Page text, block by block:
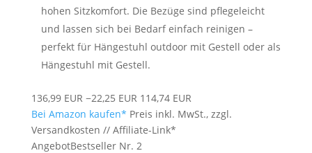
hohen Sitzkomfort. Die Bezüge sind pflegeleicht
und lassen sich bei Bedarf einfach reinigen –
perfekt für Hängestuhl outdoor mit Gestell oder als
Hängestuhl mit Gestell.
136,99 EUR −22,25 EUR 114,74 EUR
Bei Amazon kaufen* Preis inkl. MwSt., zzgl.
Versandkosten // Affiliate-Link*
AngebotBestseller Nr. 2